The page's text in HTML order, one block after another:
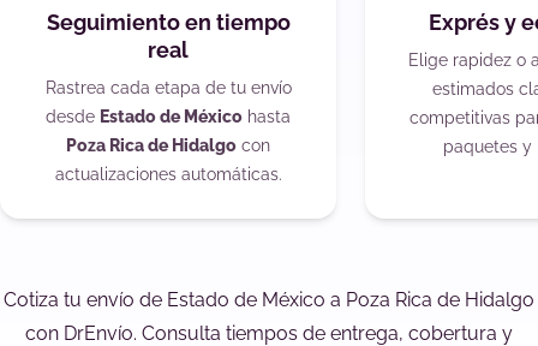
Seguimiento en tiempo
real
Rastrea cada etapa de tu envío
desde Estado de México hasta
Poza Rica de Hidalgo con
actualizaciones automáticas.
Exprés y
Elige rapidez o
estimados
competitivas
paquetes y
Cotiza tu envío de Estado de México a Poza Rica de Hidalgo
con DrEnvío. Consulta tiempos de entrega, cobertura y